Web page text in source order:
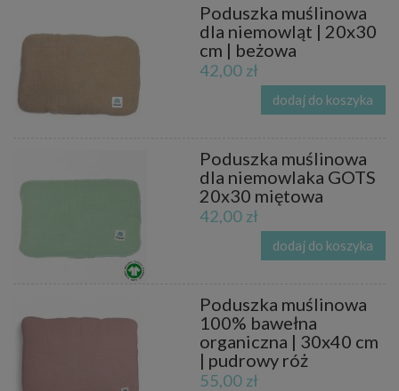
Poduszka muślinowa
dla niemowląt | 20x30
cm | beżowa
42,00 zł
dodaj do koszyka
Poduszka muślinowa
dla niemowlaka GOTS
20x30 miętowa
42,00 zł
dodaj do koszyka
Poduszka muślinowa
100% bawełna
organiczna | 30x40 cm
| pudrowy róż
55,00 zł